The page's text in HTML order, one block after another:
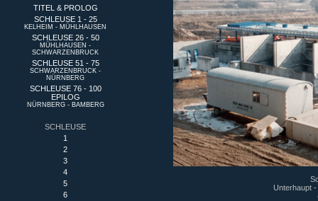
TITEL & PROLOG
SCHLEUSE 1 - 25
KELHEIM - MÜHLHAUSEN
SCHLEUSE 26 - 50
MÜHLHAUSEN -
SCHWARZENBRUCK
SCHLEUSE 51 - 75
SCHWARZENBRUCK -
NÜRNBERG
SCHLEUSE 76 - 100
EPILOG
NÜRNBERG - BAMBERG
SCHLEUSE
1
2
3
4
5
6
Unterhaupt